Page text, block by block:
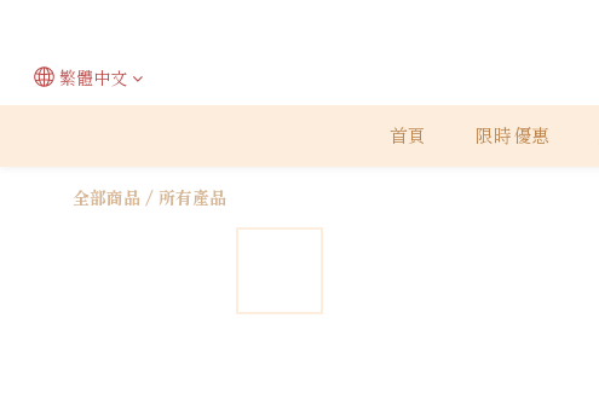
繁體中文
首頁 限時優惠
全部商品 / 所有產品